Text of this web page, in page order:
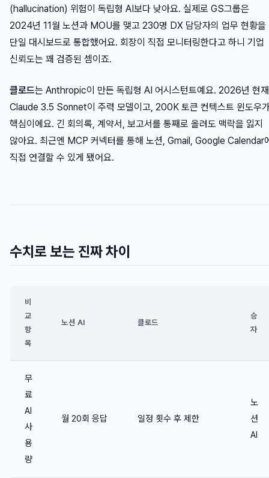
(hallucination) 위험이 독립형 AI보다 낮아요. 실제로 GS그룹은
2024년 11월 노션과 MOU를 맺고 230명 DX 담당자의 업무 현황을
단일 대시보드로 통합했어요. 회장이 직접 모니터링한다고 하니 기업
신뢰도는 꽤 검증된 셈이죠.
클로드는 Anthropic이 만든 독립형 AI 어시스턴트예요. 2026년 현재
Claude 3.5 Sonnet이 주력 모델이고, 200K 토큰 컨텍스트 윈도우
핵심이에요. 긴 회의록, 계약서, 보고서를 통째로 올려도 맥락을 잃지
않아요. 최근엔 MCP 커넥터를 통해 노션, Gmail, Google Calendar
직접 연결할 수 있게 됐어요.
수치로 보는 진짜 차이
비
교
항
목
노션 AI 클로드
승
자
무
료
AI
사
용
량
월 20회 응답 일정 횟수 후 제한
노
션
AI